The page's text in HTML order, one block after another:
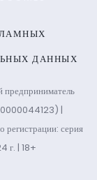
ДАННЫХ
|
регистрации: серия
г. | 18+